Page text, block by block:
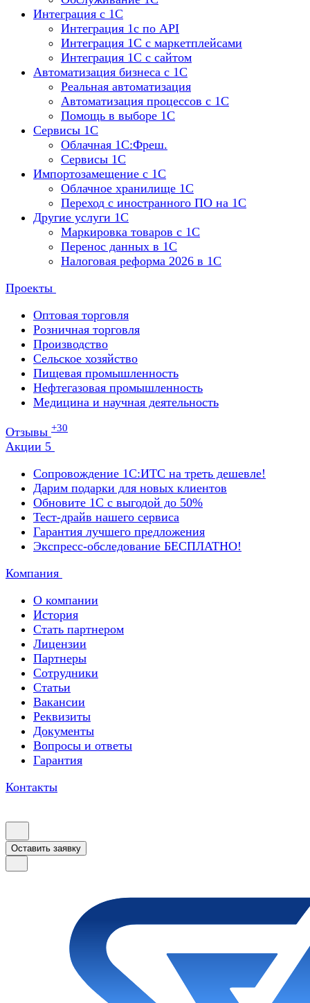
Интеграция с 1С
Интеграция 1с по API
Интеграция 1С с маркетплейсами
Интеграция 1С с сайтом
Автоматизация бизнеса с 1С
Реальная автоматизация
Автоматизация процессов с 1С
Помощь в выборе 1С
Сервисы 1С
Облачная 1С:Фреш.
Сервисы 1С
Импортозамещение с 1С
Облачное хранилище 1С
Переход с иностранного ПО на 1С
Другие услуги 1С
Маркировка товаров с 1С
Перенос данных в 1С
Налоговая реформа 2026 в 1С
Проекты
Оптовая торговля
Розничная торговля
Производство
Сельское хозяйство
Пищевая промышленность
Нефтегазовая промышленность
Медицина и научная деятельность
Отзывы +30
Акции 5
Сопровождение 1С:ИТС на треть дешевле!
Дарим подарки для новых клиентов
Обновите 1С с выгодой до 50%
Тест-драйв нашего сервиса
Гарантия лучшего предложения
Экспресс-обследование БЕСПЛАТНО!
Компания
О компании
История
Стать партнером
Лицензии
Партнеры
Сотрудники
Статьи
Вакансии
Реквизиты
Документы
Вопросы и ответы
Гарантия
Контакты
Оставить заявку